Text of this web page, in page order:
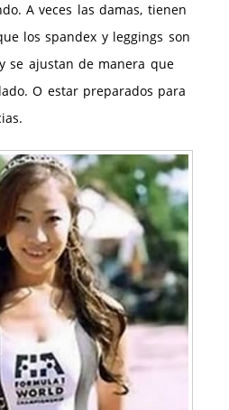
A veces las damas, tienen
los spandex y leggings son
se ajustan de manera que
O estar preparados para